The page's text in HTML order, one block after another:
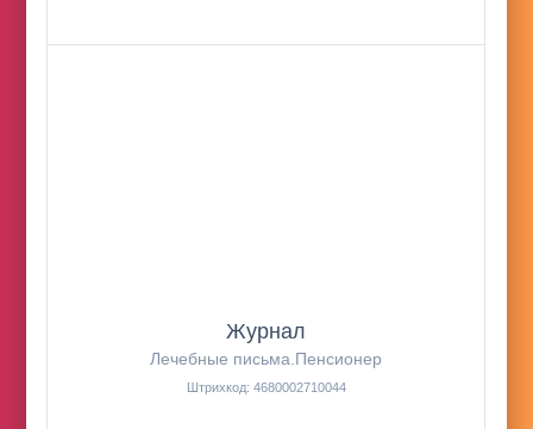
Журнал
Лечебные письма.Пенсионер
Штрихкод: 4680002710044